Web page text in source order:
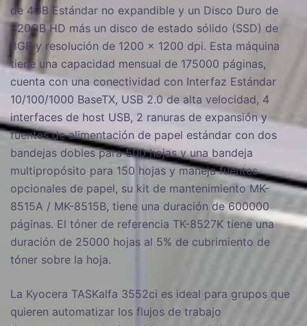
de 4GB Estándar no expandible y un Disco Duro de
320GB HD más un disco de estado sólido (SSD) de
8GB y resolución de 1200 x 1200 dpi. Esta máquina
tiene una capacidad mensual de 175000 páginas,
cuenta con una conectividad con Interfaz Estándar
10/100/1000 BaseTX, USB 2.0 de alta velocidad, 4
interfaces de host USB, 2 ranuras de expansión y
fuentes de alimentación de papel estándar con dos
bandejas dobles para 500 hojas y una bandeja
multipropósito para 150 hojas y maneja fuentes
opcionales de papel, su kit de mantenimiento MK-
8515A / MK-8515B, tiene una duración de 600000
páginas. El tóner de referencia TK-8527K tiene una
duración de 25000 hojas al 5% de cubrimiento de
tóner sobre la hoja.
La Kyocera TASKalfa 3552ci es ideal para grupos que
quieren automatizar los flujos de trabajo